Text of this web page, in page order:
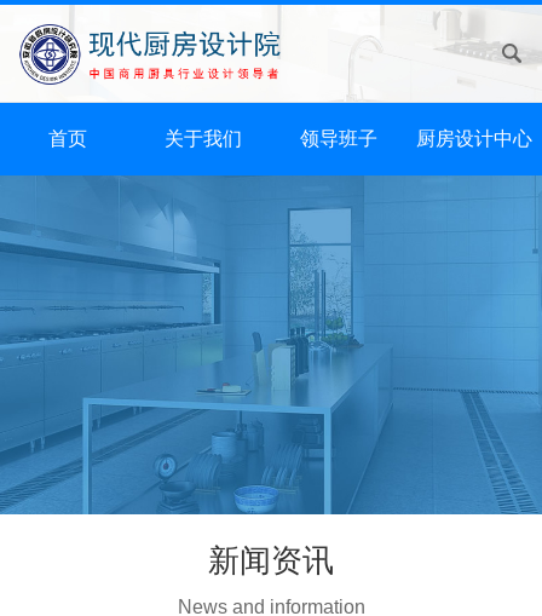
首页 关于我们 领导班子 厨房设计中心
新闻资讯
News and information